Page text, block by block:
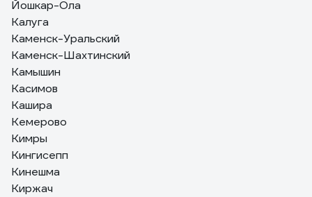
Йошкар-Ола
Калуга
Каменск-Уральский
Каменск-Шахтинский
Камышин
Касимов
Кашира
Кемерово
Кимры
Кингисепп
Кинешма
Киржач